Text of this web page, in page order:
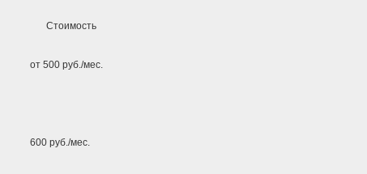
Стоимость
от 500 руб./мес.
600 руб./мес.